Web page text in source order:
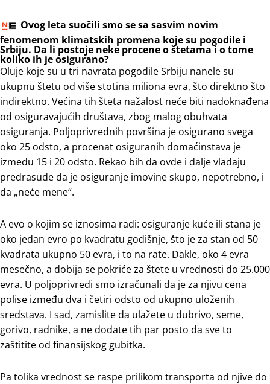
Ovog leta suočili smo se sa sasvim novim
fenomenom klimatskih promena koje su pogodile i
Srbiju. Da li postoje neke procene o štetama i o tome
koliko ih je osigurano?
Oluje koje su u tri navrata pogodile Srbiju nanele su
ukupnu štetu od više stotina miliona evra, što direktno što
indirektno. Većina tih šteta nažalost neće biti nadoknađena
od osiguravajućih društava, zbog malog obuhvata
osiguranja. Poljoprivrednih površina je osigurano svega
oko 25 odsto, a procenat osiguranih domaćinstava je
između 15 i 20 odsto. Rekao bih da ovde i dalje vladaju
predrasude da je osiguranje imovine skupo, nepotrebno, i
da „neće mene“.
A evo o kojim se iznosima radi: osiguranje kuće ili stana je
oko jedan evro po kvadratu godišnje, što je za stan od 50
kvadrata ukupno 50 evra, i to na rate. Dakle, oko 4 evra
mesečno, a dobija se pokriće za štete u vrednosti do 25.000
evra. U poljoprivredi smo izračunali da je za njivu cena
polise između dva i četiri odsto od ukupno uloženih
sredstava. I sad, zamislite da ulažete u đubrivo, seme,
gorivo, radnike, a ne dodate tih par posto da sve to
zaštitite od finansijskog gubitka.
Pa tolika vrednost se raspe prilikom transporta od njive do